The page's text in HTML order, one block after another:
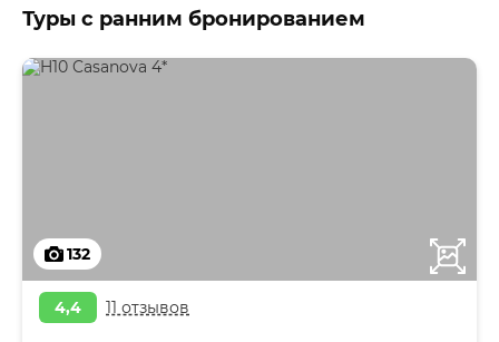
Туры с ранним бронированием
132
4,4 11 отзывов